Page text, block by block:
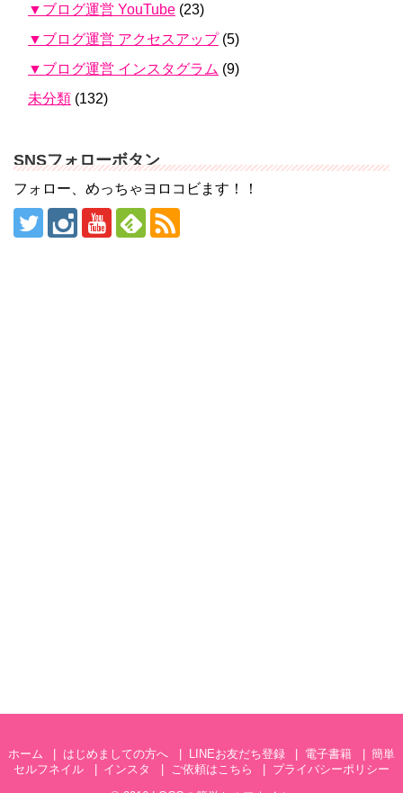
▼ブログ運営 YouTube (23)
▼ブログ運営 アクセスアップ(5)
▼ブログ運営 インスタグラム (9)
未分類 (132)
SNSフォローボタン
フォロー、めっちゃヨロコビます！！
ホーム はじめましての方へ LINEお友だち登録 電子書籍
簡単
セルフネイル
インスタ ご依頼はこちら
プライバシーポリシー